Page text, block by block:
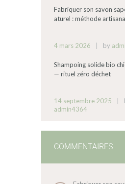
Fabriquer son savon
aturel : méthode
4 mars 2026 by
Shampoing solide bio
— rituel zéro déchet
14 septembre 2025
admin4364
COMMENTAIRES